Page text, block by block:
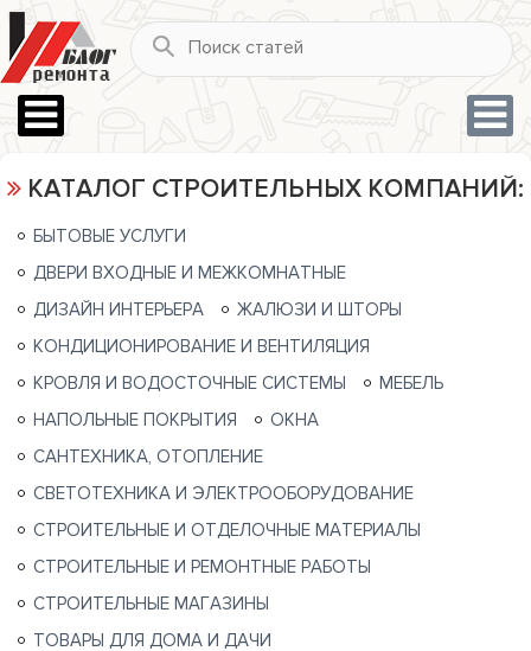
КАТАЛОГ СТРОИТЕЛЬНЫХ КОМПАНИЙ:
БЫТОВЫЕ УСЛУГИ
ДВЕРИ ВХОДНЫЕ И МЕЖКОМНАТНЫЕ
ДИЗАЙН ИНТЕРЬЕРА
ЖАЛЮЗИ И ШТОРЫ
КОНДИЦИОНИРОВАНИЕ И ВЕНТИЛЯЦИЯ
КРОВЛЯ И ВОДОСТОЧНЫЕ СИСТЕМЫ
МЕБЕЛЬ
НАПОЛЬНЫЕ ПОКРЫТИЯ
ОКНА
САНТЕХНИКА, ОТОПЛЕНИЕ
СВЕТОТЕХНИКА И ЭЛЕКТРООБОРУДОВАНИЕ
СТРОИТЕЛЬНЫЕ И ОТДЕЛОЧНЫЕ МАТЕРИАЛЫ
СТРОИТЕЛЬНЫЕ И РЕМОНТНЫЕ РАБОТЫ
СТРОИТЕЛЬНЫЕ МАГАЗИНЫ
ТОВАРЫ ДЛЯ ДОМА И ДАЧИ